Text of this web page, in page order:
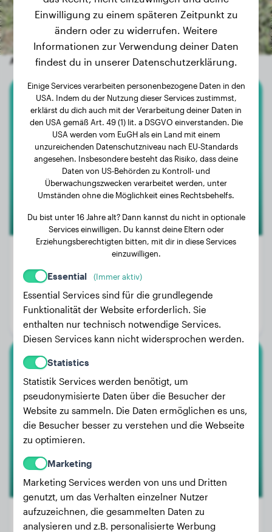
Andere zufällige Hunde
Australian Shepherd
Wolf
Gewicht:
Alter:
3 Jahre, 5 Monate
Geschlecht:
Willem
Einwilligung zu einem späteren Zeitpunkt zu
ändern oder zu widerrufen. Weitere
Informationen zur Verwendung deiner Daten
findest du in unserer Datenschutzerklärung.
Einige Services verarbeiten personenbezogene Daten in den
USA. Indem du der Nutzung dieser Services zustimmst,
erklärst du dich auch mit der Verarbeitung deiner Daten in
den USA gemäß Art. 49 (1) lit. a DSGVO einverstanden. Die
USA werden vom EuGH als ein Land mit einem
unzureichenden Datenschutzniveau nach EU-Standards
angesehen. Insbesondere besteht das Risiko, dass deine
Daten von US-Behörden zu Kontroll- und
Überwachungszwecken verarbeitet werden, unter
Umständen ohne die Möglichkeit eines Rechtsbehelfs.
Du bist unter 16 Jahre alt? Dann kannst du nicht in optionale
Services einwilligen. Du kannst deine Eltern oder
Erziehungsberechtigten bitten, mit dir in diese Services
einzuwilligen.
Essential (Immer aktiv)
Essential Services sind für die grundlegende
Funktionalität der Website erforderlich. Sie
enthalten nur technisch notwendige Services.
Diesen Services kann nicht widersprochen werden.
Statistics
Statistik Services werden benötigt, um
pseudonymisierte Daten über die Besucher der
Website zu sammeln. Die Daten ermöglichen es uns,
die Besucher besser zu verstehen und die Webseite
zu optimieren.
Marketing
Marketing Services werden von uns und Dritten
genutzt, um das Verhalten einzelner Nutzer
aufzuzeichnen, die gesammelten Daten zu
analysieren und z.B. personalisierte Werbung